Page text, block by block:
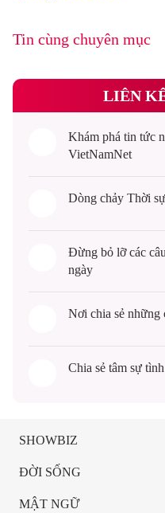
Tin cùng chuyên mục
LIÊN
Khám phá tin tức
VietNamNet
Dòng chảy Thời sự
Đừng bỏ lỡ các
ngày
Nơi chia sẻ những
Chia sẻ tâm sự
SHOWBIZ
ĐỜI SỐNG
MẬT NGỮ